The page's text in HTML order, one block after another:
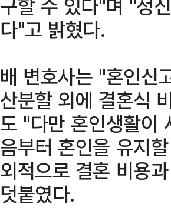
구할 수 있다"며 "정
다"고 밝혔다.
배 변호사는 "혼인신
산분할 외에 결혼식
도 "다만 혼인생활이
음부터 혼인을 유지
외적으로 결혼 비용
덧붙였다.